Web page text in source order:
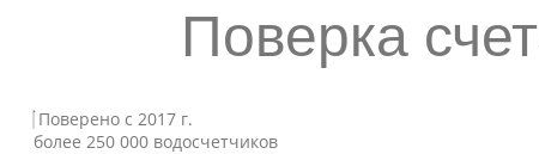
Поверка
Поверено с 2017 г.
более 250 000 водосчетчиков